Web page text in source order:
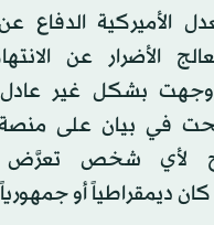
الأميركية الدفاع
الأضرار عن
وجهت بشكل غير
في بيان على
لأي شخص تعرَّض
ديمقراطياً أو